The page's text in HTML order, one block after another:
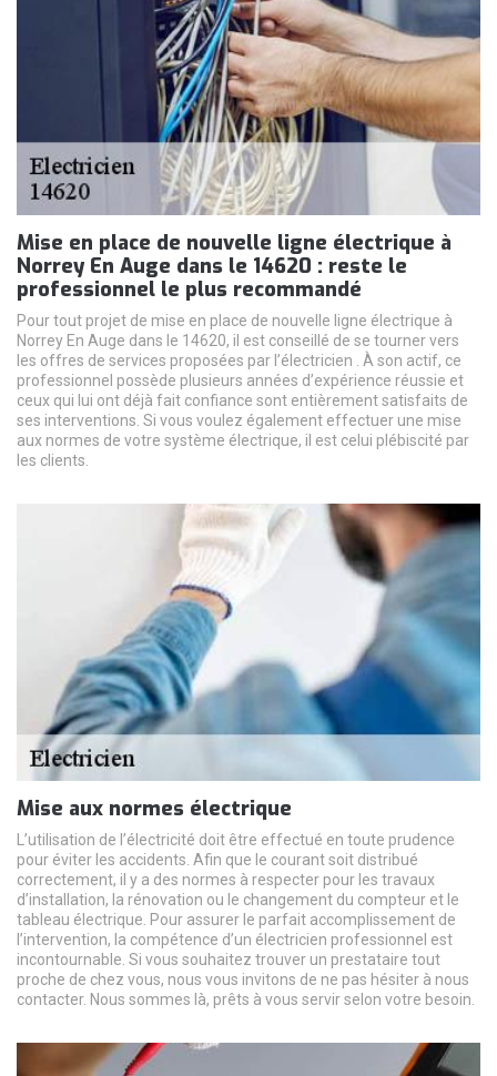
Mise en place de nouvelle ligne électrique à
Norrey En Auge dans le 14620 : reste le
professionnel le plus recommandé
Pour tout projet de mise en place de nouvelle ligne électrique à
Norrey En Auge dans le 14620, il est conseillé de se tourner vers
les offres de services proposées par l’électricien . À son actif, ce
professionnel possède plusieurs années d’expérience réussie et
ceux qui lui ont déjà fait confiance sont entièrement satisfaits de
ses interventions. Si vous voulez également effectuer une mise
aux normes de votre système électrique, il est celui plébiscité par
les clients.
Mise aux normes électrique
L’utilisation de l’électricité doit être effectué en toute prudence
pour éviter les accidents. Afin que le courant soit distribué
correctement, il y a des normes à respecter pour les travaux
d’installation, la rénovation ou le changement du compteur et le
tableau électrique. Pour assurer le parfait accomplissement de
l’intervention, la compétence d’un électricien professionnel est
incontournable. Si vous souhaitez trouver un prestataire tout
proche de chez vous, nous vous invitons de ne pas hésiter à nous
contacter. Nous sommes là, prêts à vous servir selon votre besoin.